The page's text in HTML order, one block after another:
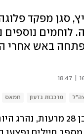
לוחמים
באש אחרי
מרכבות גדעון חמאס